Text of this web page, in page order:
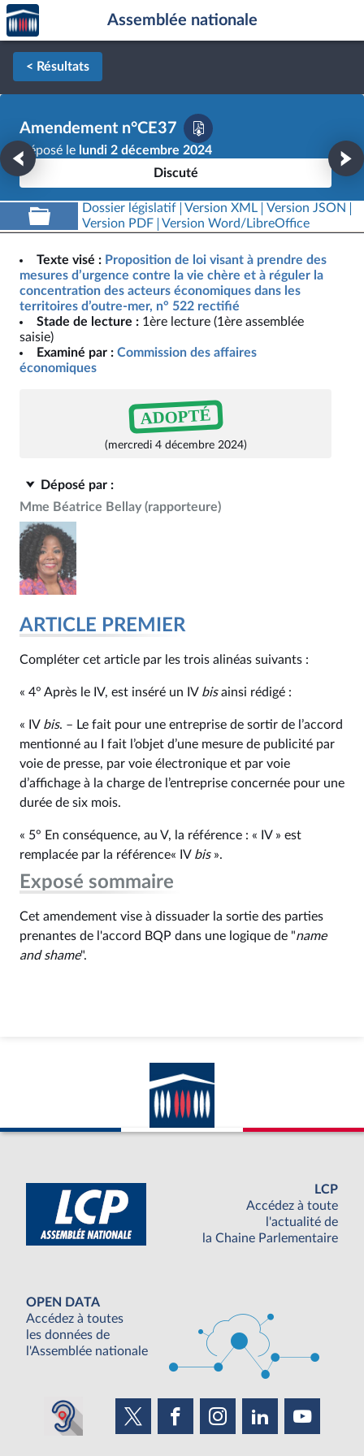
Aller au contenu
Aller en bas de la page
Accèder
à la
page
d'accueil
Assemblée nationale
< Résultats
Amendement n°CE37
Déposé le lundi 2 décembre 2024
Discuté
Dossier législatif Version XML
Version JSON
Version PDF
Version Word/LibreOffice
Texte visé : Proposition de loi visant à prendre des
mesures d’urgence contre la vie chère et à réguler la
concentration des acteurs économiques dans les
territoires d’outre-mer, n° 522 rectifié
Stade de lecture : 1ère lecture (1ère assemblée
saisie)
Examiné par : Commission des affaires
économiques
ADOPTÉ
(mercredi 4 décembre 2024)
Déposé par :
Mme Béatrice Bellay (rapporteure)
ARTICLE PREMIER
Compléter cet article par les trois alinéas suivants :
« 4° Après le IV, est inséré un IV bisainsi rédigé :
« IV bis. – Le fait pour une entreprise de sortir de l’accord
mentionné au I fait l’objet d’une mesure de publicité par
voie de presse, par voie électronique et par voie
d’affichage à la charge de l’entreprise concernée pour une
durée de six mois.
« 5° En conséquence, au V, la référence : « IV » est
remplacée par la référence« IV bis».
Exposé sommaire
Cet amendement vise à dissuader la sortie des parties
prenantes de l'accord BQP dans une logique de "name
and shame".
LCP
Accédez à toute
l'actualité de
la Chaine Parlementaire
OPEN DATA
Accédez à toutes
les données de
l'Assemblée nationale